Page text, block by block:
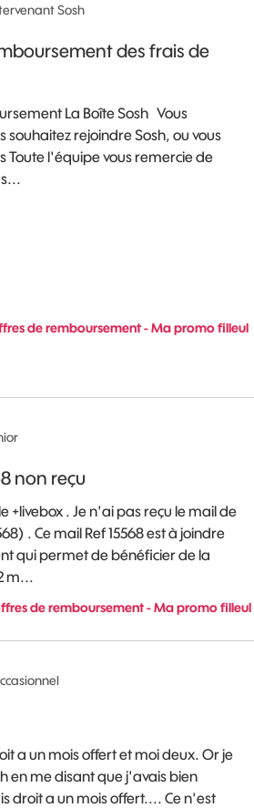
des frais de
La Boîte Sosh Vous
rejoindre Sosh, ou vous
Toute l'équipe vous remercie de
de remboursement - Ma promo filleul
Sosh
non reçu
+livebox . Je n'ai pas reçu le mail de
. Ce mail Ref 15568 est à joindre
qui permet de bénéficier de la
m...
de remboursement - Ma promo filleul
a un mois offert et moi deux. Or je
en me disant que j'avais bien
droit a un mois offert.... Ce n'est